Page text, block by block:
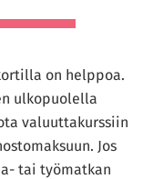
on helppoa.
ulkopuolella
valuuttakurssiin
Jos
tai työmatkan